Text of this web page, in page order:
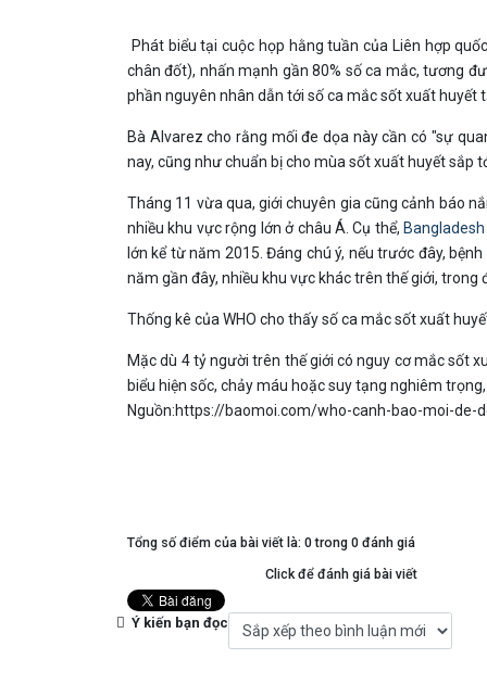
Phát biểu tại cuộc họp hằng tuần của Liên hợp
chân đốt), nhấn mạnh gần 80% số ca mắc, tương
phần nguyên nhân dẫn tới số ca mắc sốt xuất huyết
Bà Alvarez cho rằng mối đe dọa này cần có "sự
nay, cũng như chuẩn bị cho mùa sốt xuất huyết sắp
Tháng 11 vừa qua, giới chuyên gia cũng cảnh báo
nhiều khu vực rộng lớn ở châu Á. Cụ thể, Bangladesh
lớn kể từ năm 2015. Đáng chú ý, nếu trước đây,
năm gần đây, nhiều khu vực khác trên thế giới, trong
Thống kê của WHO cho thấy số ca mắc sốt xuất
Mặc dù 4 tỷ người trên thế giới có nguy cơ mắc sốt
biểu hiện sốc, chảy máu hoặc suy tạng nghiêm
Nguồn:https://baomoi.com/who-canh-bao-moi-
Tổng số điểm của bài viết là: 0 trong 0 đánh giá
Click để đánh giá bài viết
Ý kiến bạn đọc